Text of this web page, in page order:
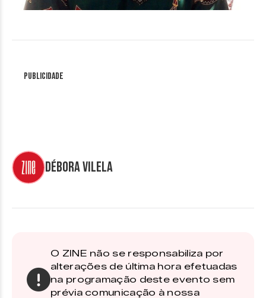
Publicidade
Débora Vilela
O ZINE não se responsabiliza por
alterações de última hora efetuadas
na programação deste evento sem
prévia comunicação à nossa